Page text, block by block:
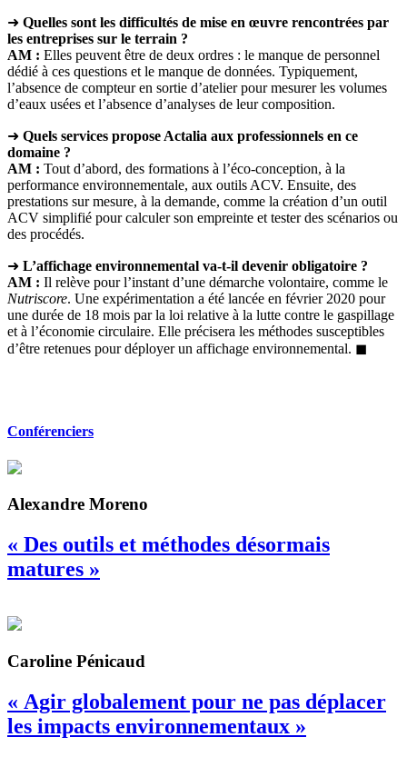
➜ Quelles sont les difficultés de mise en œuvre rencontrées par
les entreprises sur le terrain ?
AM : Elles peuvent être de deux ordres : le manque de personnel
dédié à ces questions et le manque de données. Typiquement,
l’absence de compteur en sortie d’atelier pour mesurer les volumes
d’eaux usées et l’absence d’analyses de leur composition.
➜ Quels services propose Actalia aux professionnels en ce
domaine ?
AM : Tout d’abord, des formations à l’éco-conception, à la
performance environnementale, aux outils ACV. Ensuite, des
prestations sur mesure, à la demande, comme la création d’un outil
ACV simplifié pour calculer son empreinte et tester des scénarios ou
des procédés.
➜ L’affichage environnemental va-t-il devenir obligatoire ?
AM : Il relève pour l’instant d’une démarche volontaire, comme le
Nutriscore. Une expérimentation a été lancée en février 2020 pour
une durée de 18 mois par la loi relative à la lutte contre le gaspillage
et à l’économie circulaire. Elle précisera les méthodes susceptibles
d’être retenues pour déployer un affichage environnemental. ◼
Conférenciers
Alexandre Moreno
« Des outils et méthodes désormais
matures »
Caroline Pénicaud
« Agir globalement pour ne pas déplacer
les impacts environnementaux »